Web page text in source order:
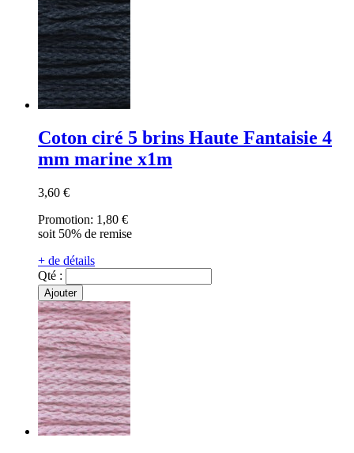
Coton ciré 5 brins Haute Fantaisie 4
mm marine x1m
3,60 €
Promotion: 1,80 €
soit 50% de remise
+ de détails
Qté :
Ajouter